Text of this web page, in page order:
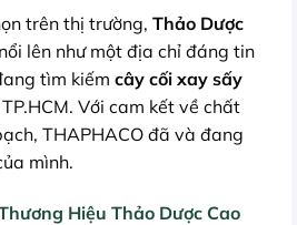
trên thị trường, Thảo Dược
nổi lên như một địa chỉ đáng tin
tìm kiếm cây cối xay sấy
Với cam kết về chất
THAPHACO đã và đang
mình.
Hiệu Thảo Dược Cao